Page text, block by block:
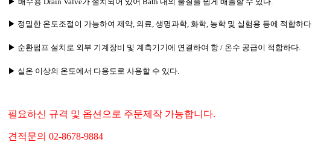
▶ 정밀한 온도조절이 가능하여 제약, 의료, 생명과학, 화학, 농학 및 실험용 등에 적합하다.
▶ 순환펌프 설치로 외부 기계장비 및 계측기기에 연결하여 항 / 온수 공급이 적합하다.
▶ 실온 이상의 온도에서 다용도로 사용할 수 있다.
필요하신 규격 및 옵션으로 주문제작 가능합니다.
견적문의 02-8678-9884